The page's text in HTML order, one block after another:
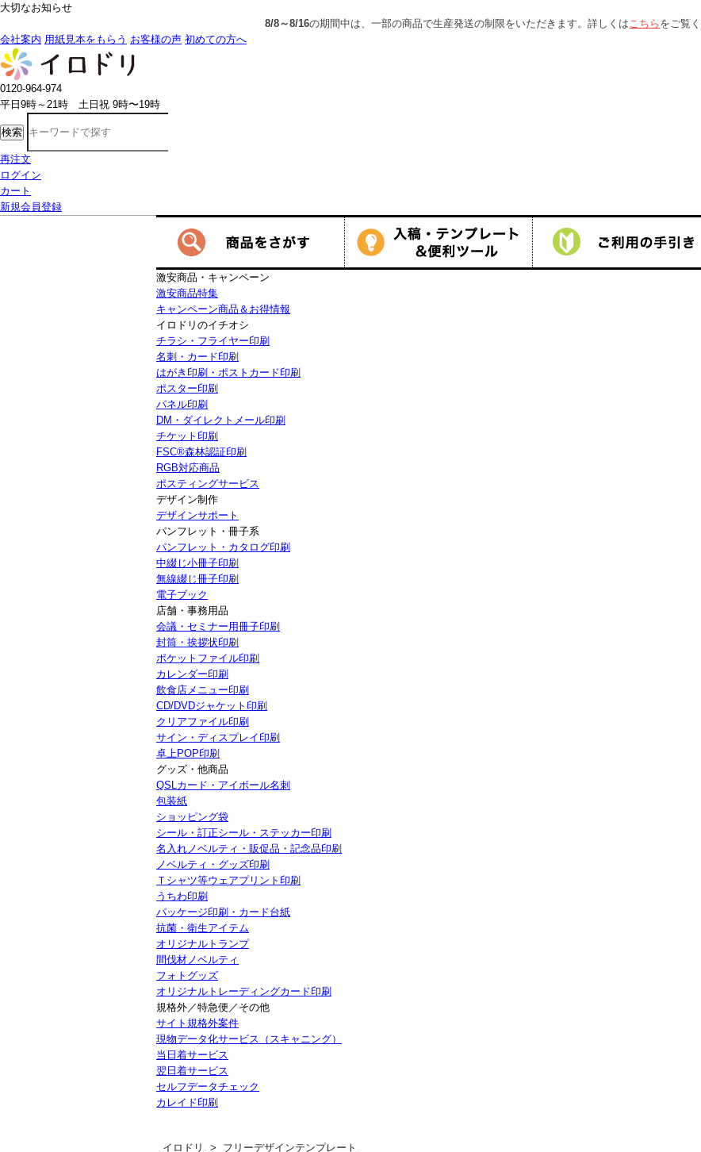
大切なお知らせ
の期間中は、一部の商品で生産発送の制限をいただきます。詳しくはこちらをご覧ください
会社案内 用紙見本をもらう お客様の声 初めての方へ
0120-964-974
平日9時～21時 土日祝 9時〜19時
検索
再注文
ログイン
カート
新規会員登録
激安商品・キャンペーン
激安商品特集
キャンペーン商品＆お得情報
イロドリのイチオシ
チラシ・フライヤー印刷
名刺・カード印刷
はがき印刷・ポストカード印刷
ポスター印刷
パネル印刷
DM・ダイレクトメール印刷
チケット印刷
FSC®森林認証印刷
RGB対応商品
ポスティングサービス
デザイン制作
デザインサポート
パンフレット・冊子系
パンフレット・カタログ印刷
中綴じ小冊子印刷
無線綴じ冊子印刷
電子ブック
店舗・事務用品
会議・セミナー用冊子印刷
封筒・挨拶状印刷
ポケットファイル印刷
カレンダー印刷
飲食店メニュー印刷
CD/DVDジャケット印刷
クリアファイル印刷
サイン・ディスプレイ印刷
卓上POP印刷
グッズ・他商品
QSLカード・アイボール名刺
包装紙
ショッピング袋
シール・訂正シール・ステッカー印刷
名入れノベルティ・販促品・記念品印刷
ノベルティ・グッズ印刷
Ｔシャツ等ウェアプリント印刷
うちわ印刷
パッケージ印刷・カード台紙
抗菌・衛生アイテム
オリジナルトランプ
間伐材ノベルティ
フォトグッズ
オリジナルトレーディングカード印刷
規格外／特急便／その他
サイト規格外案件
現物データ化サービス（スキャニング）
当日着サービス
翌日着サービス
セルフデータチェック
カレイド印刷
イロドリ フリーデザインテンプレート